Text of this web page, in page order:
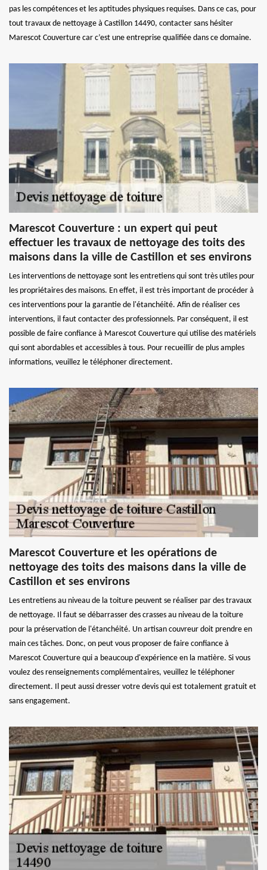
pas les compétences et les aptitudes physiques requises. Dans ce cas, pour
tout travaux de nettoyage à Castillon 14490, contacter sans hésiter
Marescot Couverture car c’est une entreprise qualifiée dans ce domaine.
Marescot Couverture : un expert qui peut
effectuer les travaux de nettoyage des toits des
maisons dans la ville de Castillon et ses environs
Les interventions de nettoyage sont les entretiens qui sont très utiles pour
les propriétaires des maisons. En effet, il est très important de procéder à
ces interventions pour la garantie de l'étanchéité. Afin de réaliser ces
interventions, il faut contacter des professionnels. Par conséquent, il est
possible de faire confiance à Marescot Couverture qui utilise des matériels
qui sont abordables et accessibles à tous. Pour recueillir de plus amples
informations, veuillez le téléphoner directement.
Marescot Couverture et les opérations de
nettoyage des toits des maisons dans la ville de
Castillon et ses environs
Les entretiens au niveau de la toiture peuvent se réaliser par des travaux
de nettoyage. Il faut se débarrasser des crasses au niveau de la toiture
pour la préservation de l'étanchéité. Un artisan couvreur doit prendre en
main ces tâches. Donc, on peut vous proposer de faire confiance à
Marescot Couverture qui a beaucoup d'expérience en la matière. Si vous
voulez des renseignements complémentaires, veuillez le téléphoner
directement. Il peut aussi dresser votre devis qui est totalement gratuit et
sans engagement.